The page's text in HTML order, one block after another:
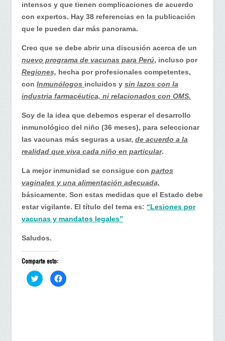
intensos y que tienen complicaciones de acuerdo
con expertos. Hay 38 referencias en la publicación
que le pueden dar más panorama.
Creo que se debe abrir una discusión acerca de un
nuevo programa de vacunas para Perú, incluso por
Regiones, hecha por profesionales competentes,
con Inmunólogos incluidos y sin lazos con la
industria farmacéutica, ni relacionados con OMS.
Soy de la idea que debemos esperar el desarrollo
inmunológico del niño (36 meses), para seleccionar
las vacunas más seguras a usar, de acuerdo a la
realidad que viva cada niño en particular.
La mejor inmunidad se consigue con partos
vaginales y una alimentación adecuada,
básicamente. Son estas medidas que el Estado debe
estar vigilante. El título del tema es: “Lesiones por
vacunas y mandatos legales”
Saludos.
Comparte esto:
H
a
H
a